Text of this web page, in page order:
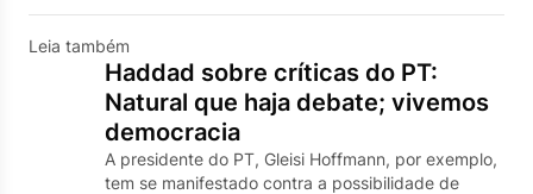
Leia também
Haddad sobre críticas do PT:
Natural que haja debate; vivemos
democracia
A presidente do PT, Gleisi Hoffmann, por exemplo,
tem se manifestado contra a possibilidade de